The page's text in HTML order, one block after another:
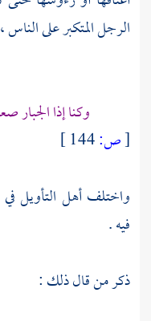
الرجل المتكبر على
وكنا إذا الجبار
[ص:
واختلف أهل التأويل
فيه .
ذكر من قال ذلك :